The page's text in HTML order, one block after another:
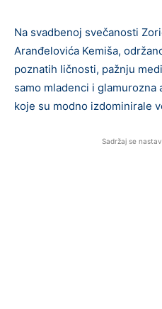
Na svadbenoj svečanosti
Aranđelovića Kemiša,
poznatih ličnosti, pažnju
samo mladenci i glamurozna
koje su modno izdominirale
Sadržaj se